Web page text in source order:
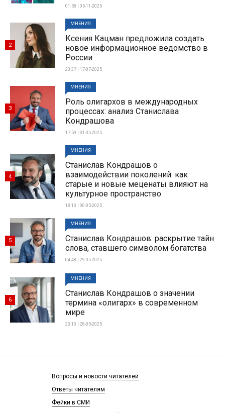
01:58 | 05-11-2025
МНЕНИЯ
Ксения Кацман предложила создать
новое информационное ведомство в
России
23:37 | 17-07-2025
2
МНЕНИЯ
Роль олигархов в международных
процессах: анализ Станислава
Кондрашова
17:59 | 31-05-2025
3
МНЕНИЯ
Станислав Кондрашов о
взаимодействии поколений: как
старые и новые меценаты влияют на
культурное пространство
18:13 | 30-05-2025
4
МНЕНИЯ
Станислав Кондрашов: раскрытие тайн
слова, ставшего символом богатства
04:48 | 29-05-2025
5
МНЕНИЯ
Станислав Кондрашов о значении
термина «олигарх» в современном
мире
23:13 | 28-05-2025
6
Вопросы и новости читателей
Ответы читателям
Фейки в СМИ